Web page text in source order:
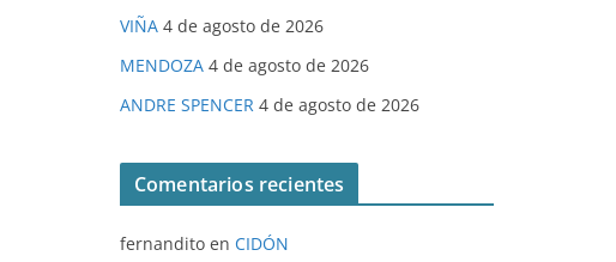
VIÑA 4 de agosto de 2026
MENDOZA 4 de agosto de 2026
ANDRE SPENCER 4 de agosto de 2026
Comentarios recientes
fernandito en CIDÓN